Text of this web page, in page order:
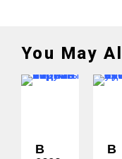
You May
В
В